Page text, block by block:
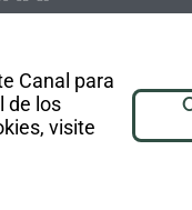
Canal para
de los
visite